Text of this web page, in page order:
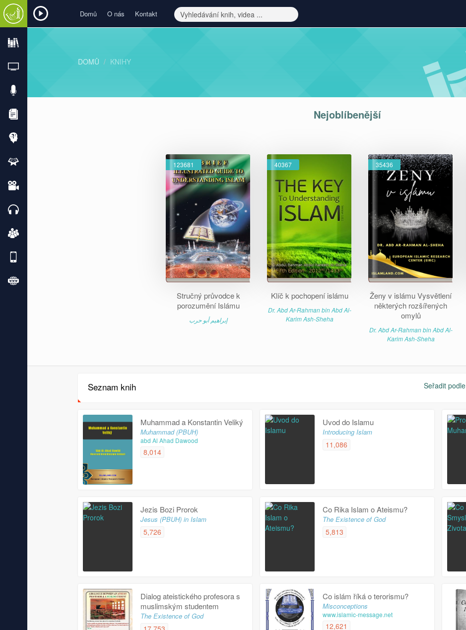
Domů O nás Kontakt
DOMŮ KNIHY
Nejoblíbenější
123681
Stručný průvodce k
porozumění Islámu
إبراهيم أبو حرب
40367
Klíč k pochopení islámu
Dr. Abd Ar-Rahman bin Abd Al-
Karim Ash-Sheha
35436
Ženy v islámu Vysvětlení
některých rozšířených
omylů
Dr. Abd Ar-Rahman bin Abd Al-
Karim Ash-Sheha
Seznam knih Seřadit podle
Muhammad a Konstantin Veliký
Muhammad (PBUH)
abd Al Ahad Dawood
8,014
Uvod do Islamu
Introducing Islam
11,086
Jezis Bozi Prorok
Jesus (PBUH) in Islam
5,726
Co Rika Islam o Ateismu?
The Existence of God
5,813
Dialog ateistického profesora s
muslimským studentem
The Existence of God
Co islám říká o terorismu?
Misconceptions
www.islamic-message.net
12,621